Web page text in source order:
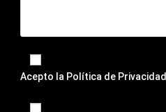
Acepto la Política de Privacidad